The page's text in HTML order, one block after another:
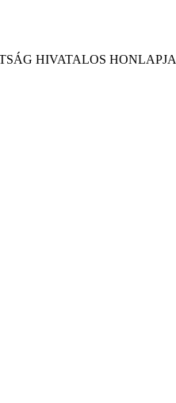
HIVATALOS HONLAPJA